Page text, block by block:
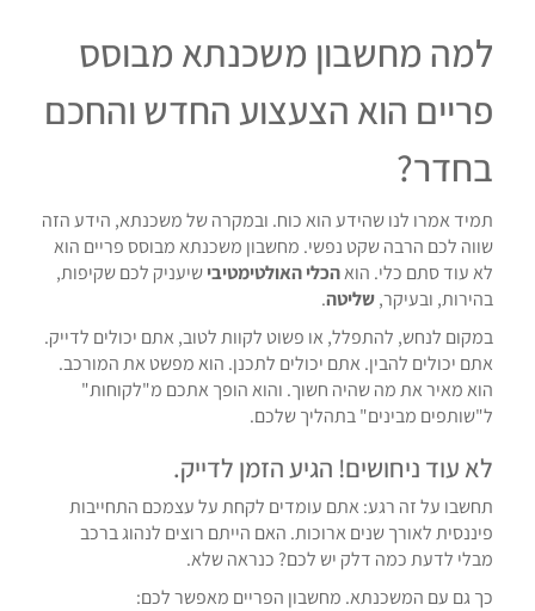
למה מחשבון משכנתא מבוסס
פריים הוא הצעצוע החדש והחכם
בחדר?
תמיד אמרו לנו שהידע הוא כוח. ובמקרה של משכנתא, הידע הזה
שווה לכם הרבה שקט נפשי. מחשבון משכנתא מבוסס פריים הוא
לא עוד סתם כלי. הואהכלי האולטימטיבישיעניק לכם שקיפות,
בהירות, ובעיקר,שליטה.
במקום לנחש, להתפלל, או פשוט לקוות לטוב, אתם יכולים לדייק.
אתם יכולים להבין. אתם יכולים לתכנן. הוא מפשט את המורכב.
הוא מאיר את מה שהיה חשוך. והוא הופך אתכם מ"לקוחות"
ל"שותפים מבינים" בתהליך שלכם.
לא עוד ניחושים! הגיע הזמן לדייק.
תחשבו על זה רגע: אתם עומדים לקחת על עצמכם התחייבות
פיננסית לאורך שנים ארוכות. האם הייתם רוצים לנהוג ברכב
מבלי לדעת כמה דלק יש לכם? כנראה שלא.
כך גם עם המשכנתא. מחשבון הפריים מאפשר לכם: